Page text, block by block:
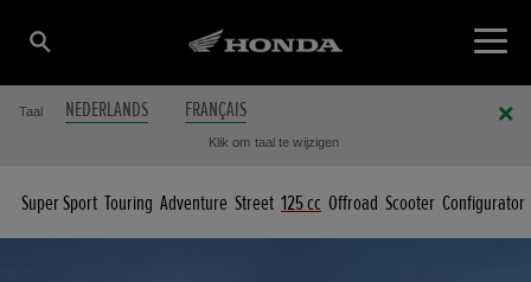
Taal NEDERLANDS FRANÇAIS
Klik om taal te wijzigen
Super Sport Touring Adventure Street 125 cc Offroad Scooter Configurator